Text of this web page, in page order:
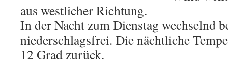
aus westlicher Richtung.
In der Nacht zum Dienstag wechselnd
niederschlagsfrei. Die nächtliche
12 Grad zurück.